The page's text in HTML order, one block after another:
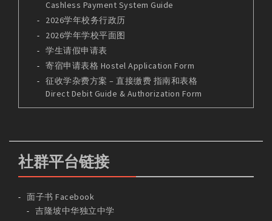
Cashless Payment System Guide
2026学年校务行政历
2026学年学校平面图
学生请假申请表
寄宿申请表格 Hostel Application Form
征收学杂费方案 – 直接缴费 指南和表格
Direct Debit Guide & Authorization Form
社群平台链接
面子书 Facebook
吉隆坡中华独立中学